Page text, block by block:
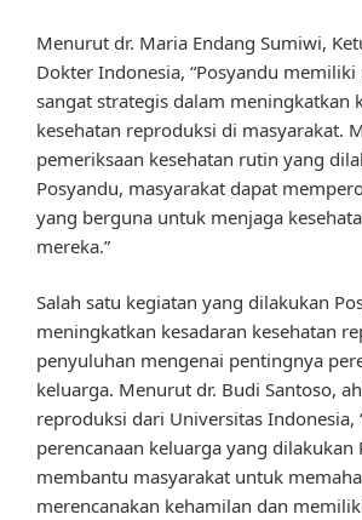
Menurut dr. Maria Endang Sumiwi,
Dokter Indonesia, “Posyandu memiliki
sangat strategis dalam meningkatkan
kesehatan reproduksi di masyarakat.
pemeriksaan kesehatan rutin yang
Posyandu, masyarakat dapat
yang berguna untuk menjaga
mereka.”
Salah satu kegiatan yang dilakukan
meningkatkan kesadaran kesehatan
penyuluhan mengenai pentingnya
keluarga. Menurut dr. Budi Santoso,
reproduksi dari Universitas Indonesia,
perencanaan keluarga yang dilakukan
membantu masyarakat untuk
merencanakan kehamilan dan